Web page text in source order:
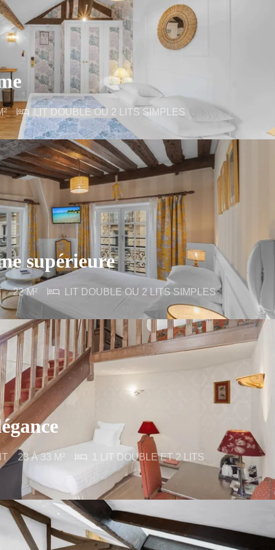
LIT DOUBLE OU 2 LITS SIMPLES
supérieure
22 M² LIT DOUBLE OU 2 LITS SIMPLES
23 À 33 M² 1 LIT DOUBLE ET 2 LITS